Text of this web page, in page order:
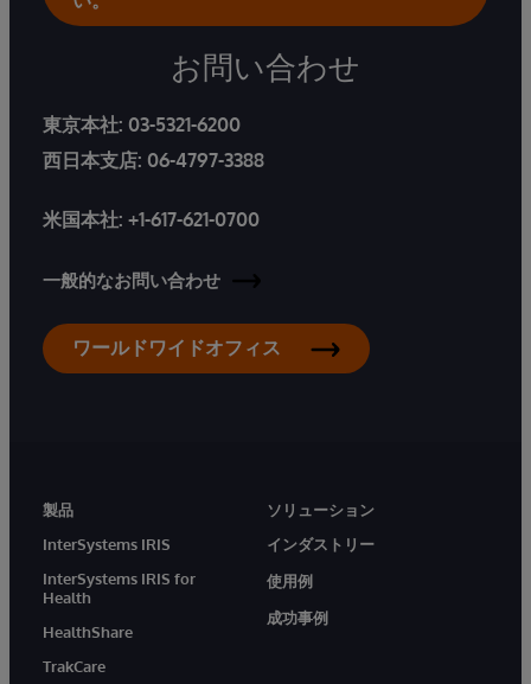
お問い合わせ
東京本社: 03-5321-6200
西日本支店: 06-4797-3388
米国本社: +1-617-621-0700
一般的なお問い合わせ
ワールドワイドオフィス
製品
InterSystems IRIS
InterSystems IRIS for
Health
HealthShare
TrakCare
ソリューション
インダストリー
使用例
成功事例